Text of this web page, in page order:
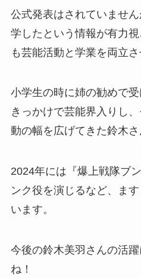
公式発表はされていませ
学したという情報が有力
も芸能活動と学業を両立さ
小学生の時に姉の勧めで
きっかけで芸能界入りし
動の幅を広げてきた鈴木さ
2024年には『爆上戦隊ブ
ンク役を演じるなど、ま
います。
今後の鈴木美羽さんの活
ね！